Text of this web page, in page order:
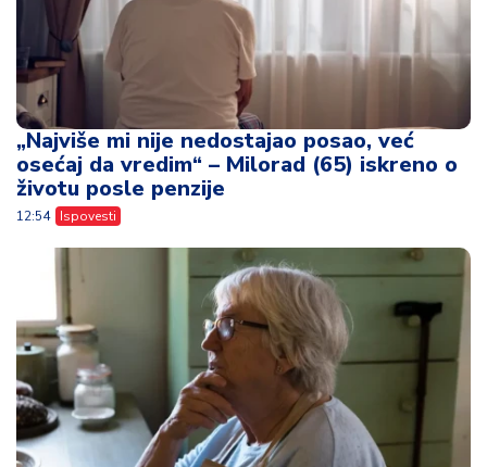
Ispovesti
Ceo život je živela za svoju decu, a oni su
pravu istinu shvatili tek kada je više nije
bilo
11:37 Ispovesti